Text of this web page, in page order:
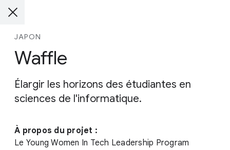
JAPON
Waffle
Élargir les horizons des étudiantes en
sciences de l'informatique.
À propos du projet :
Le Young Women In Tech Leadership Program